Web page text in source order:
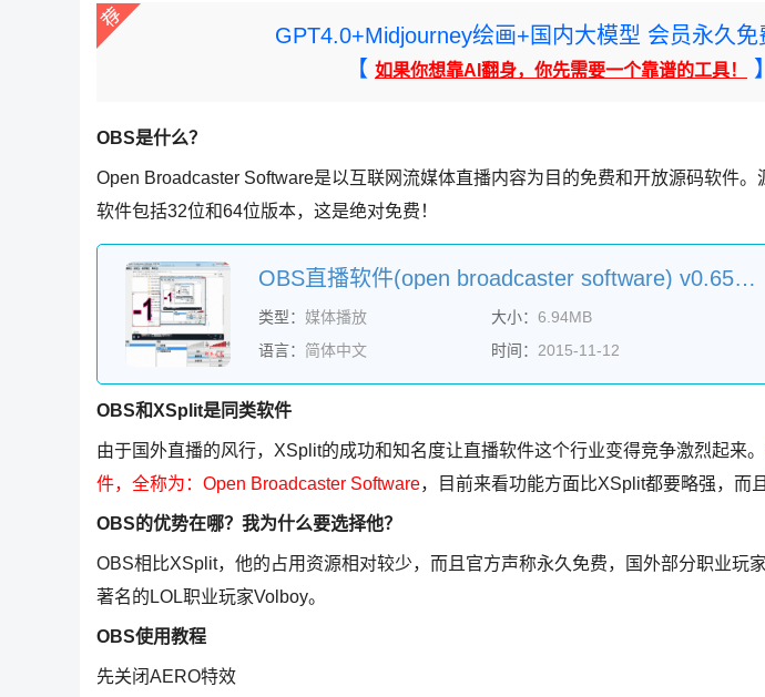
GPT4.0+Midjourney绘画+国内大模型 会员永久免
【 如果你想靠AI翻身，你先需要一个靠谱的工具！ 】
OBS是什么？
Open Broadcaster Software是以互联网流媒体直播内容为目的免费和开放源码软件。
软件包括32位和64位版本，这是绝对免费！
OBS直播软件(open broadcaster software) v0.656b 官方安装版
类型： 媒体播放 大小： 6.94MB
语言： 简体中文 时间： 2015-11-12
OBS和XSplit是同类软件
由于国外直播的风行，XSplit的成功和知名度让直播软件这个行业变得竞争激烈起来。
件，全称为：Open Broadcaster Software，目前来看功能方面比XSplit都要略强，而
OBS的优势在哪？我为什么要选择他？
OBS相比XSplit，他的占用资源相对较少，而且官方声称永久免费，国外部分职业玩
著名的LOL职业玩家Volboy。
OBS使用教程
先关闭AERO特效